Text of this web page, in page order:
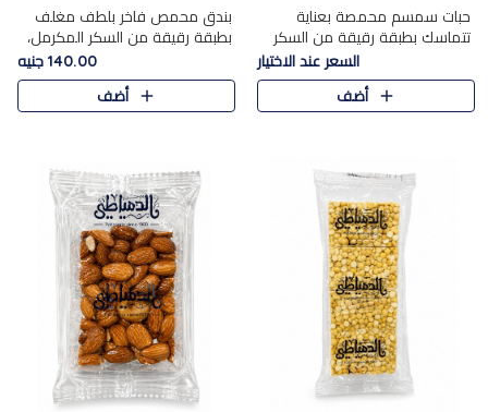
حبات سمسم محمصة بعناية
تتماسك بطبقة رقيقة من السكر
المكرمل، لتقدم طعم السمسم
المميز وقرمشتة التي ارتبطت ببهجة
المولد عبر الأجيال.
السعر عند الاختيار
أضف
بندق محمص فاخر بلطف مغلف
بطبقة رقيقة من السكر المكرمل،
يجمع بين النكهة الغنية ناتي
والقرمشة الراقية المرضية في
حلوى شرقية أنيقه بطابع مميز.
140.00 جنيه
أضف